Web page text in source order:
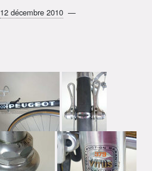
12 décembre 2010